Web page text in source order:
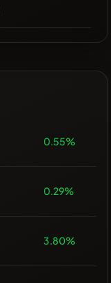
0.55%
0.29%
3.80%